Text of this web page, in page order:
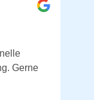
Gerne